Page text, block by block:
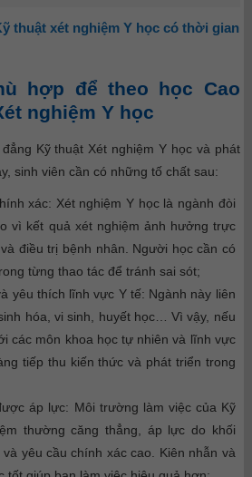
thuật xét nghiệm Y học có thời gian
hợp để theo học Cao
nghiệm Y học
Kỹ thuật Xét nghiệm Y học và phát
sinh viên cần có những tố chất sau:
xác: Xét nghiệm Y học là ngành đòi
vì kết quả xét nghiệm ảnh hưởng trực
điều trị bệnh nhân. Người học cần có
từng thao tác để tránh sai sót;
yêu thích lĩnh vực Y tế: Ngành này liên
hóa, vi sinh, huyết học… Vì vậy, nếu
các môn khoa học tự nhiên và lĩnh vực
tiếp thu kiến thức và phát triển trong
áp lực: Môi trường làm việc của Kỹ
thường căng thẳng, áp lực do khối
yêu cầu chính xác cao. Kiên nhẫn và